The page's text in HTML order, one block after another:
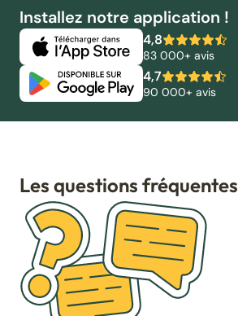
Installez notre application !
4,8
83 000+ avis
4,7
90 000+ avis
Les questions fréquentes